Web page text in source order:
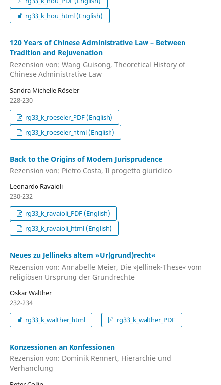
rg33_k_hou_html (English)
120 Years of Chinese Administrative Law – Between
Tradition and Rejuvenation
Rezension von: Wang Guisong, Theoretical History of
Chinese Administrative Law
Sandra Michelle Röseler
228-230
rg33_k_roeseler_PDF (English)
rg33_k_roeseler_html (English)
Back to the Origins of Modern Jurisprudence
Rezension von: Pietro Costa, Il progetto giuridico
Leonardo Ravaioli
230-232
rg33_k_ravaioli_PDF (English)
rg33_k_ravaioli_html (English)
Neues zu Jellineks altem »Ur(grund)recht«
Rezension von: Annabelle Meier, Die »Jellinek-These« vom
religiösen Ursprung der Grundrechte
Oskar Walther
232-234
rg33_k_walther_html
rg33_k_walther_PDF
Konzessionen an Konfessionen
Rezension von: Dominik Rennert, Hierarchie und
Verhandlung